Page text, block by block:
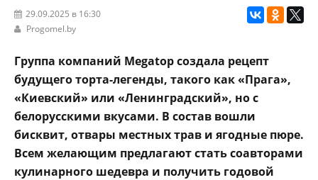
29.09.2025 в 16:30
Progomel.by
Группа компаний Megatop создала рецепт
будущего торта-легенды, такого как «Прага»,
«Киевский» или «Ленинградский», но с
белорусскими вкусами. В состав вошли
бисквит, отвары местных трав и ягодные пюре.
Всем желающим предлагают стать соавторами
кулинарного шедевра и получить годовой